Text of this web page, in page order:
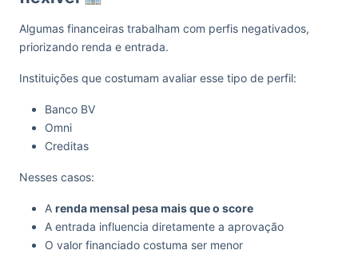
Algumas financeiras trabalham com perfis negativados,
priorizando renda e entrada.
Instituições que costumam avaliar esse tipo de perfil:
Banco BV
Omni
Creditas
Nesses casos:
A renda mensal pesa mais que o score
A entrada influencia diretamente a aprovação
O valor financiado costuma ser menor